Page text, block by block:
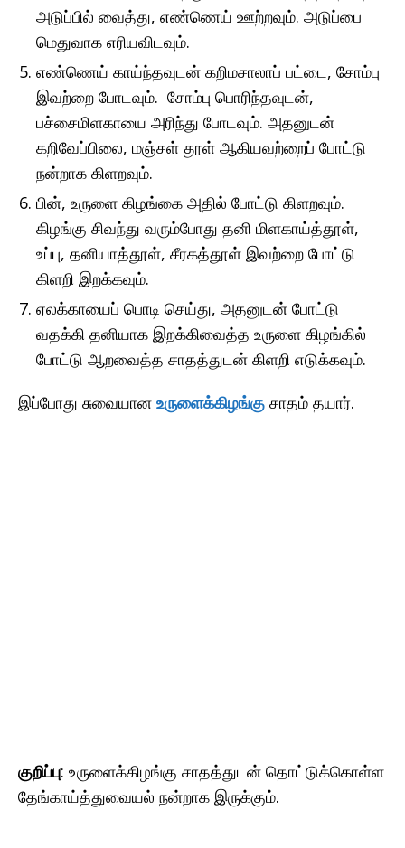
அடுப்பில் வைத்து, எண்ணெய் ஊற்றவும். அடுப்பை
மெதுவாக எரியவிடவும்.
எண்ணெய் காய்ந்தவுடன் கறிமசாலாப் பட்டை, சோம்பு
இவற்றை போடவும். சோம்பு பொரிந்தவுடன்,
பச்சைமிளகாயை அரிந்து போடவும். அதனுடன்
கறிவேப்பிலை, மஞ்சள் தூள் ஆகியவற்றைப் போட்டு
நன்றாக கிளறவும்.
பின், உருளை கிழங்கை அதில் போட்டு கிளறவும்.
கிழங்கு சிவந்து வரும்போது தனி மிளகாய்த்தூள்,
உப்பு, தனியாத்தூள், சீரகத்தூள் இவற்றை போட்டு
கிளறி இறக்கவும்.
ஏலக்காயைப் பொடி செய்து, அதனுடன் போட்டு
வதக்கி தனியாக இறக்கிவைத்த உருளை கிழங்கில்
போட்டு ஆறவைத்த சாதத்துடன் கிளறி எடுக்கவும்.
இப்போது சுவையான உருளைக்கிழங்கு சாதம் தயார்.
குறிப்பு: உருளைக்கிழங்கு சாதத்துடன் தொட்டுக்கொள்ள
தேங்காய்த்துவையல் நன்றாக இருக்கும்.